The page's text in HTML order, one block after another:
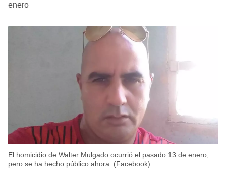
enero
El homicidio de Walter Mulgado ocurrió el pasado 13 de enero,
pero se ha hecho público ahora. (Facebook)